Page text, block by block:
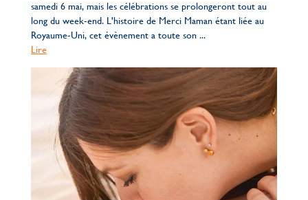
samedi 6 mai, mais les célébrations se prolongeront tout au
long du week-end. L'histoire de Merci Maman étant liée au
Royaume-Uni, cet évènement a toute son ...
Lire